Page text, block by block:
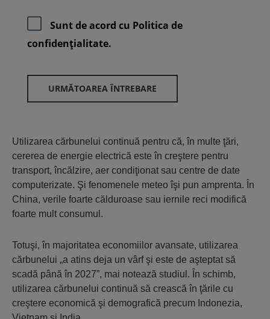
Sunt de acord cu Politica de
confidenţialitate.
URMĂTOAREA ÎNTREBARE
Utilizarea cărbunelui continuă pentru că, în multe ţări,
cererea de energie electrică este în creştere pentru
transport, încălzire, aer condiţionat sau centre de date
computerizate. Şi fenomenele meteo îşi pun amprenta. În
China, verile foarte călduroase sau iernile reci modifică
foarte mult consumul.
Totuşi, în majoritatea economiilor avansate, utilizarea
cărbunelui „a atins deja un vârf şi este de aşteptat să
scadă până în 2027”, mai notează studiul. În schimb,
utilizarea cărbunelui continuă să crească în ţările cu
creştere economică şi demografică precum Indonezia,